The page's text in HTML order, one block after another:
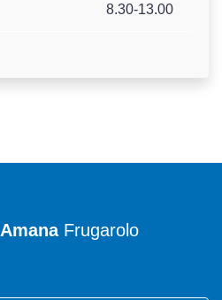
8.30-13.00
AmanaFrugarolo